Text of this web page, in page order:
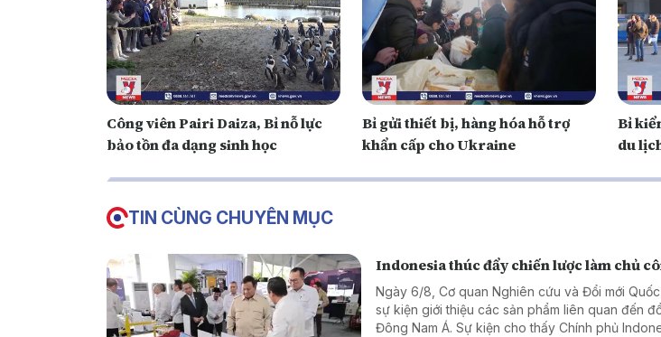
Công viên Pairi Daiza, Bỉ nỗ lực
bảo tồn đa dạng sinh học
Bỉ gửi thiết bị, hàng hóa hỗ trợ
khẩn cấp cho Ukraine
Bỉ
du
TIN CÙNG CHUYÊN MỤC
Indonesia thúc đẩy chiến lược làm chủ
Ngày 6/8, Cơ quan Nghiên cứu và Đổi mới
sự kiện giới thiệu các sản phẩm liên quan đến
Đông Nam Á. Sự kiện cho thấy Chính phủ